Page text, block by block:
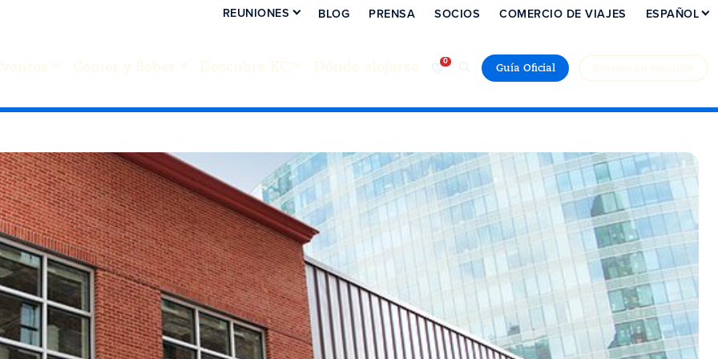
Guía Oficial
REUNIONES BLOG PRENSA SOCIOS COMERCIO DE VIAJES ESPAÑOL